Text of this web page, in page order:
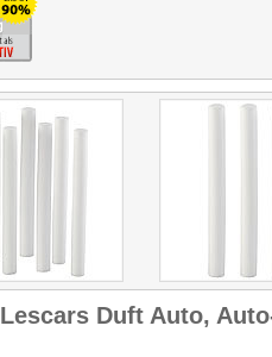
Lescars Duft Auto,